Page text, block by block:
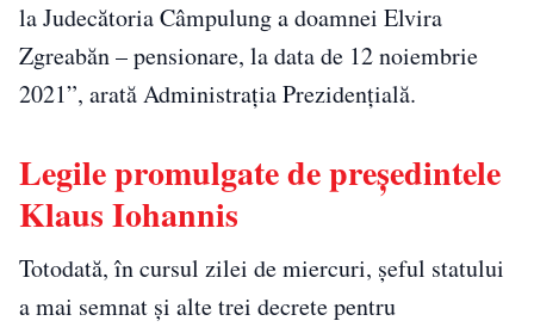
la Judecătoria Câmpulung a doamnei Elvira
Zgreabăn – pensionare, la data de 12 noiembrie
2021”, arată Administrația Prezidențială.
Legile promulgate de președintele
Klaus Iohannis
Totodată, în cursul zilei de miercuri, șeful statului
a mai semnat și alte trei decrete pentru